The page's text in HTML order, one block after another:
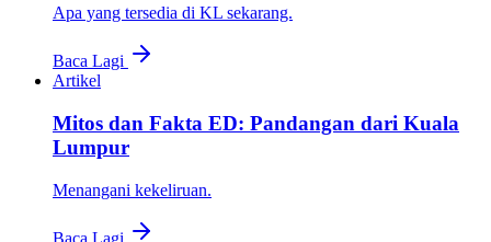
Apa yang tersedia di KL sekarang.
Baca Lagi
Artikel
Mitos dan Fakta ED: Pandangan dari Kuala
Lumpur
Menangani kekeliruan.
Baca Lagi